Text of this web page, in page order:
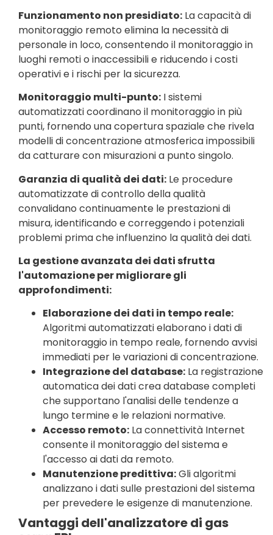
Funzionamento non presidiato: La capacità di
monitoraggio remoto elimina la necessità di
personale in loco, consentendo il monitoraggio in
luoghi remoti o inaccessibili e riducendo i costi
operativi e i rischi per la sicurezza.
Monitoraggio multi-punto: I sistemi
automatizzati coordinano il monitoraggio in più
punti, fornendo una copertura spaziale che rivela
modelli di concentrazione atmosferica impossibili
da catturare con misurazioni a punto singolo.
Garanzia di qualità dei dati: Le procedure
automatizzate di controllo della qualità
convalidano continuamente le prestazioni di
misura, identificando e correggendo i potenziali
problemi prima che influenzino la qualità dei dati.
La gestione avanzata dei dati sfrutta
l'automazione per migliorare gli
approfondimenti:
Elaborazione dei dati in tempo reale:
Algoritmi automatizzati elaborano i dati di
monitoraggio in tempo reale, fornendo avvisi
immediati per le variazioni di concentrazione.
Integrazione del database: La registrazione
automatica dei dati crea database completi
che supportano l'analisi delle tendenze a
lungo termine e le relazioni normative.
Accesso remoto: La connettività Internet
consente il monitoraggio del sistema e
l'accesso ai dati da remoto.
Manutenzione predittiva:Gli algoritmi
analizzano i dati sulle prestazioni del sistema
per prevedere le esigenze di manutenzione.
Vantaggi dell'analizzatore di gas